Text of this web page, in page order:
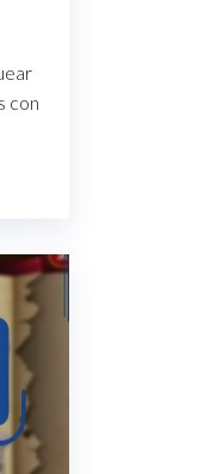
con